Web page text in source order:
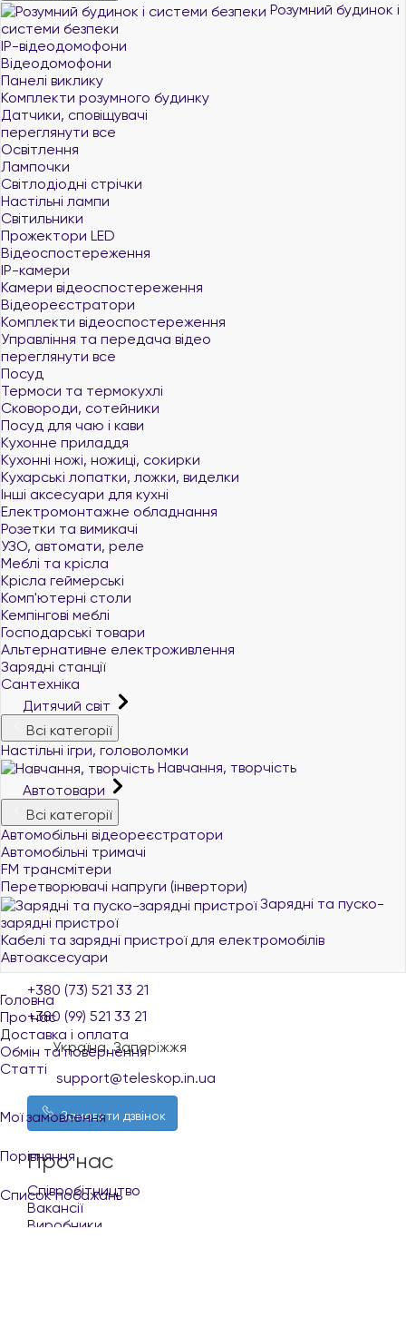
Розумний будинок і
системи безпеки
IP-відеодомофони
Відеодомофони
Панелі виклику
Комплекти розумного будинку
Датчики, сповіщувачі
переглянути все
Освітлення
Лампочки
Світлодіодні стрічки
Настільні лампи
Світильники
Прожектори LED
Відеоспостереження
IP-камери
Камери відеоспостереження
Відеореєстратори
Комплекти відеоспостереження
Управління та передача відео
переглянути все
Посуд
Термоси та термокухлі
Сковороди, сотейники
Посуд для чаю і кави
Кухонне приладдя
Кухонні ножі, ножиці, сокирки
Кухарські лопатки, ложки, виделки
Інші аксесуари для кухні
Електромонтажне обладнання
Розетки та вимикачі
УЗО, автомати, реле
Меблі та крісла
Крісла геймерські
Комп'ютерні столи
Кемпінгові меблі
Господарські товари
Альтернативне електроживлення
Зарядні станції
Сантехніка
Дитячий світ
Всі категорії
Настільні ігри, головоломки
Навчання, творчість
Автотовари
Всі категорії
Автомобільні відеореєстратори
Автомобільні тримачі
FM трансмітери
Перетворювачі напруги (інвертори)
Зарядні та пуско-
зарядні пристрої
Кабелі та зарядні пристрої для електромобілів
Автоаксесуари
Головна
Про нас
Доставка і оплата
Обмін та повернення
Статті
Мої замовлення
Порівняння
Список побажань
+380 (96) 521 33 21
+380 (73) 521 33 21
+380 (99) 521 33 21
Україна, Запоріжжя
support@teleskop.in.ua
Замовити дзвінок
Про нас
Співробітництво
Вакансії
Виробники